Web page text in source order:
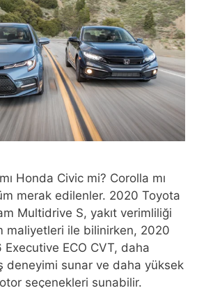
Honda Civic mi? Corolla mı
merak edilenler. 2020 Toyota
Multidrive S, yakıt verimliliği
maliyetleri ile bilinirken, 2020
Executive ECO CVT, daha
deneyimi sunar ve daha yüksek
seçenekleri sunabilir.